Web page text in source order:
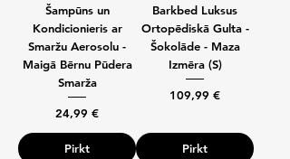
Šampūns un
Kondicionieris ar
Smaržu Aerosolu -
Maigā Bērnu Pūdera
Smarža
Cena
24,99 €
Pirkt
Barkbed Luksus
Ortopēdiskā Gulta -
Šokolāde - Maza
Izmēra (S)
Cena
109,99 €
Pirkt